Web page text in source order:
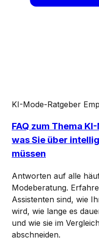
KI-Mode-Ratgeber
FAQ zum Thema
was Sie über
müssen
Antworten auf alle
Modeberatung.
Assistenten sind, wie
wird, wie lange es
und wie sie im
abschneiden.